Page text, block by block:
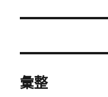
文
彙整